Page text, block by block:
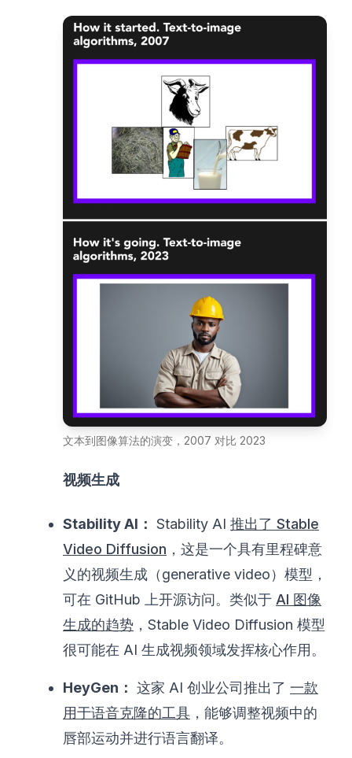
文本到图像算法的演变，2007 对比 2023
视频生成
Stability AI： Stability AI 推出了 Stable
Video Diffusion ，这是一个具有里程碑意
义的视频生成（generative video）模型，
可在 GitHub 上开源访问。类似于 AI 图像
生成的趋势 ，Stable Video Diffusion 模型
很可能在 AI 生成视频领域发挥核心作用。
HeyGen： 这家 AI 创业公司推出了 一款
用于语音克隆的工具 ，能够调整视频中的
唇部运动并进行语言翻译。